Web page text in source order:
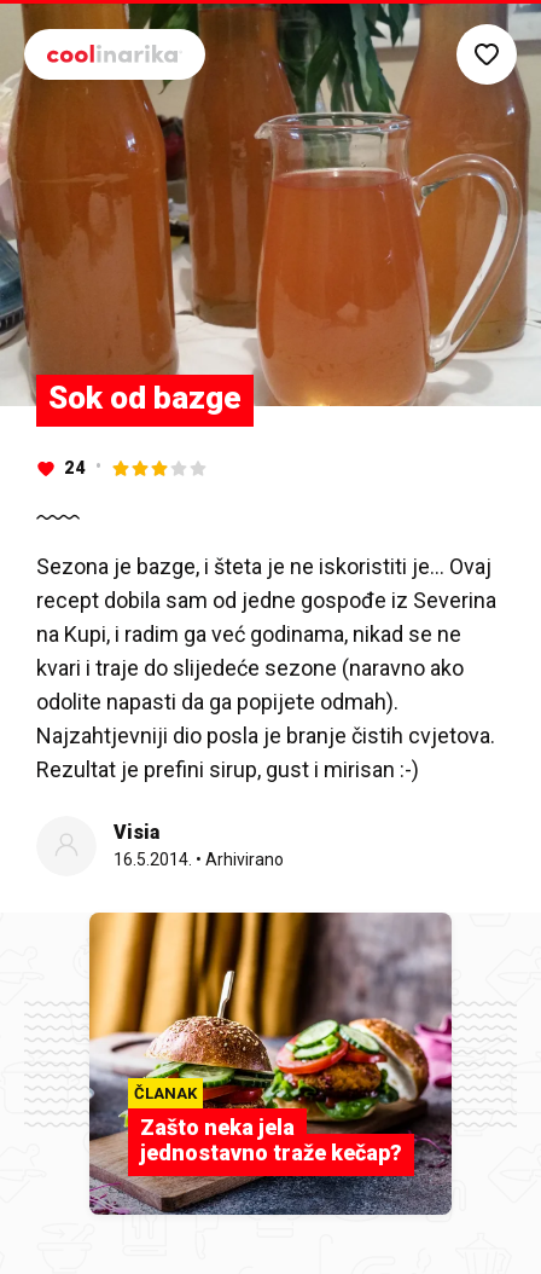
Preskoči na glavni sadržaj
Sok od bazge
24
Sezona je bazge, i šteta je ne iskoristiti je... Ovaj
recept dobila sam od jedne gospođe iz Severina
na Kupi, i radim ga već godinama, nikad se ne
kvari i traje do slijedeće sezone (naravno ako
odolite napasti da ga popijete odmah).
Najzahtjevniji dio posla je branje čistih cvjetova.
Rezultat je prefini sirup, gust i mirisan :-)
Visia
16.5.2014. • Arhivirano
ČLANAK
Zašto neka jela
jednostavno traže kečap?